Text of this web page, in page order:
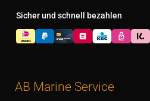
Sicher und schnell bezahlen
AB Marine Service